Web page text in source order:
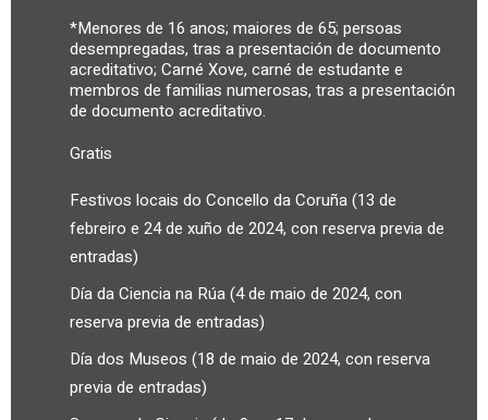
*Menores de 16 anos; maiores de 65; persoas
desempregadas, tras a presentación de documento
acreditativo; Carné Xove, carné de estudante e
membros de familias numerosas, tras a presentación
de documento acreditativo.
Gratis
Festivos locais do Concello da Coruña (13 de
febreiro e 24 de xuño de 2024, con reserva previa de
entradas)
Día da Ciencia na Rúa (4 de maio de 2024, con
reserva previa de entradas)
Día dos Museos (18 de maio de 2024, con reserva
previa de entradas)